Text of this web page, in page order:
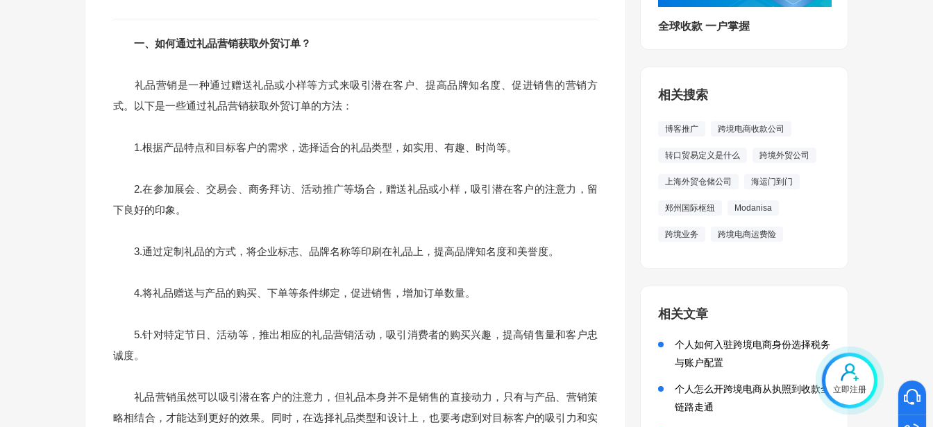
立即注册
一、如何通过礼品营销获取外贸订单？
礼品营销是一种通过赠送礼品或小样等方式来吸引潜在客户、提高品牌知名度、促进销售的营销方
式。以下是一些通过礼品营销获取外贸订单的方法：
1.根据产品特点和目标客户的需求，选择适合的礼品类型，如实用、有趣、时尚等。
2.在参加展会、交易会、商务拜访、活动推广等场合，赠送礼品或小样，吸引潜在客户的注意力，留
下良好的印象。
3.通过定制礼品的方式，将企业标志、品牌名称等印刷在礼品上，提高品牌知名度和美誉度。
4.将礼品赠送与产品的购买、下单等条件绑定，促进销售，增加订单数量。
5.针对特定节日、活动等，推出相应的礼品营销活动，吸引消费者的购买兴趣，提高销售量和客户忠
诚度。
礼品营销虽然可以吸引潜在客户的注意力，但礼品本身并不是销售的直接动力，只有与产品、营销策
略相结合，才能达到更好的效果。同时，在选择礼品类型和设计上，也要考虑到对目标客户的吸引力和实
全球收款 一户掌握
相关搜索
博客推广 跨境电商收款公司
转口贸易定义是什么 跨境外贸公司
上海外贸仓储公司 海运门到门
郑州国际枢纽 Modanisa
跨境业务 跨境电商运费险
相关文章
个人如何入驻跨境电商身份选择税务
与账户配置
个人怎么开跨境电商从执照到收款全
链路走通